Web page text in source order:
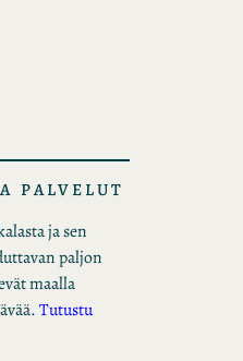
PALVELUT
ja sen
paljon
maalla
Tutustu